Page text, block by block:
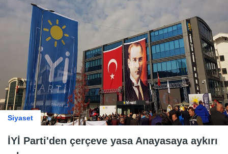
Siyaset
İYİ Parti'den çerçeve yasa Anayasaya aykırı